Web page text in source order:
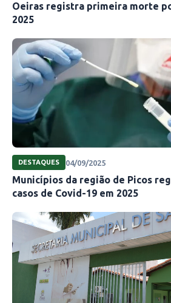
Oeiras registra primeira morte
2025
DESTAQUES 04/09/2025
Municípios da região de Picos
casos de Covid-19 em 2025